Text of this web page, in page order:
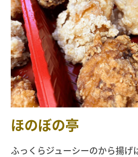
ほのぼの亭
ふっくらジューシーのから揚げ